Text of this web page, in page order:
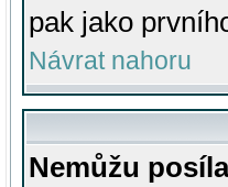
pak jako
Návrat nahoru
Nemůžu